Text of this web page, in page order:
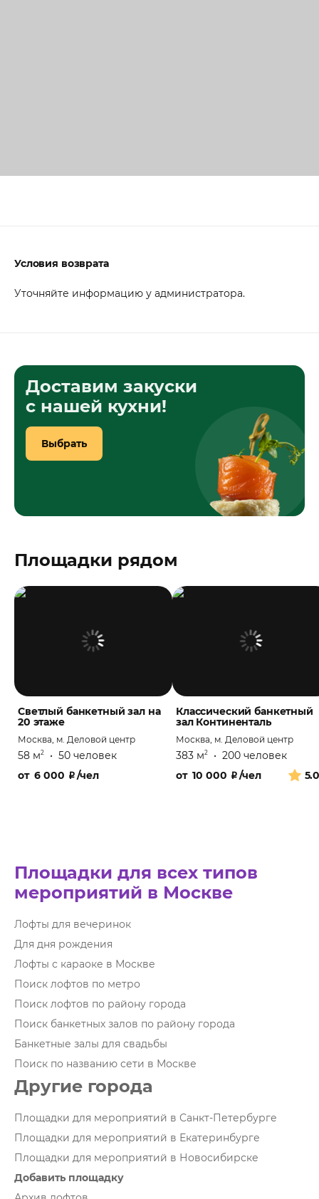
Условия возврата
Уточняйте информацию у администратора.
Доставим закуски
с нашей кухни!
Выбрать
Площадки рядом
Светлый банкетный зал на
20 этаже
Москва, м. Деловой центр
58 м2 • 50 человек
от6 000 ₽/чел
Классический банкетный
зал Континенталь
Москва, м. Деловой центр
383 м2 • 200 человек
от10 000 ₽/чел
Площадки для всех типов
мероприятий в Москве
Лофты для вечеринок
Для дня рождения
Лофты с караоке в Москве
Поиск лофтов по метро
Поиск лофтов по району города
Поиск банкетных залов по району города
Банкетные залы для свадьбы
Поиск по названию сети в Москве
Другие города
Площадки для мероприятий в Санкт-Петербурге
Площадки для мероприятий в Екатеринбурге
Площадки для мероприятий в Новосибирске
Добавить площадку